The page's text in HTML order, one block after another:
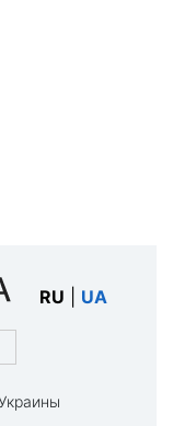
RU UA